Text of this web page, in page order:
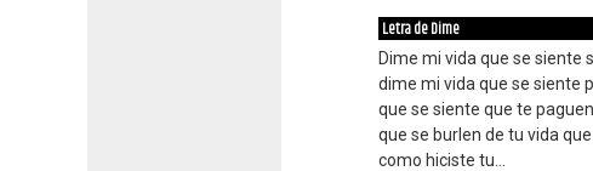
Letra de Dime
Dime mi vida que se siente
dime mi vida que se siente
que se siente que te
que se burlen de tu vida
como hiciste tu...